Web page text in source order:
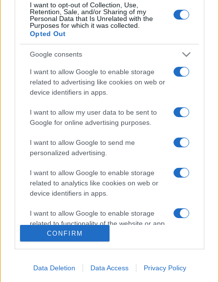
I want to opt-out of Collection, Use,
Retention, Sale, and/or Sharing of my
Personal Data that Is Unrelated with the
Purposes for which it was collected.
Opted Out
Google consents
I want to allow Google to enable storage
related to advertising like cookies on web or
device identifiers in apps.
I want to allow my user data to be sent to
Google for online advertising purposes.
I want to allow Google to send me
personalized advertising.
I want to allow Google to enable storage
related to analytics like cookies on web or
device identifiers in apps.
I want to allow Google to enable storage
related to functionality of the website or app.
I want to allow Google to enable storage
I want to allow Google to enable storage
CONFIRM
Data Deletion Data Access Privacy Policy
Afrique Du
Sud
Pays de
Galles
diffusion TV Afrique Du Sud Pays de Gallesaura lieu
sur TF1 . Ce match de la 3e journée deNations
Championshipverra s'affronter Afrique Du Sud
Galles, et aura lieu Samedi 18 Juillet à 17h40. Pour vous
procurer des
places Afrique Du Sud Pays de Galles
rendez-vous chez notre partenaire
cliquez ici.
Pour suivre l' actu Nations Championship
RezoSport.com qui sélectionne l'actu rugby issue des
meilleurs médias, et propose également les
classements, calendriers et résultats.
TV Nations Championshipsur les différentes chaines, et